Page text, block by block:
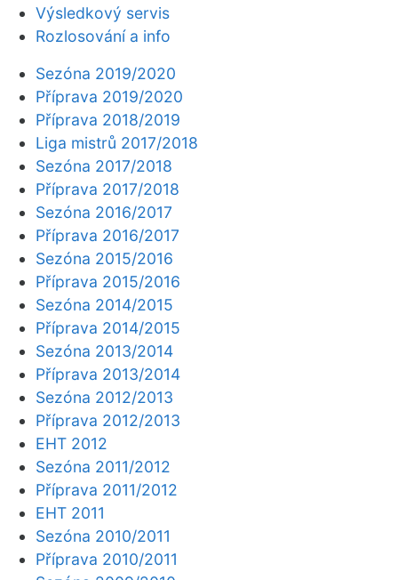
Výsledkový servis
Rozlosování a info
Sezóna 2019/2020
Příprava 2019/2020
Příprava 2018/2019
Liga mistrů 2017/2018
Sezóna 2017/2018
Příprava 2017/2018
Sezóna 2016/2017
Příprava 2016/2017
Sezóna 2015/2016
Příprava 2015/2016
Sezóna 2014/2015
Příprava 2014/2015
Sezóna 2013/2014
Příprava 2013/2014
Sezóna 2012/2013
Příprava 2012/2013
EHT 2012
Sezóna 2011/2012
Příprava 2011/2012
EHT 2011
Sezóna 2010/2011
Příprava 2010/2011